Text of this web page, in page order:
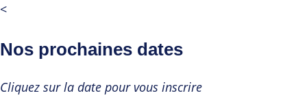
<
Nos prochaines dates
Cliquez sur la date pour vous inscrire